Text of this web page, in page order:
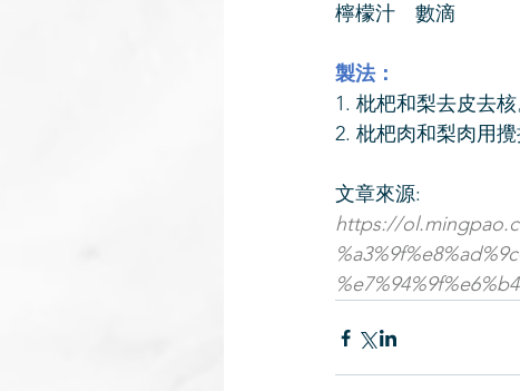
檸檬汁　數滴
製法：
1. 枇杷和梨去皮去核
2. 枇杷肉和梨肉用
文章來源:
https://